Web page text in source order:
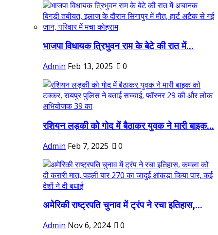
भाजपा विधायक त्रिभुवन राम के बेटे की रात में...
Admin Feb 13, 2025 0
रशियन लड़की को गोद में बैठाकर युवक ने मारी बाइक...
Admin Feb 7, 2025 0
अमेरिकी राष्ट्रपति चुनाव में ट्रंप ने रचा इतिहास,...
Admin Nov 6, 2024 0